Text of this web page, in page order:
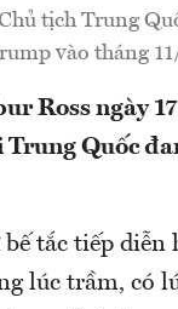
tịch Trung
vào tháng
Ross ngày
Quốc
tắc tiếp diễn
lúc trầm, có